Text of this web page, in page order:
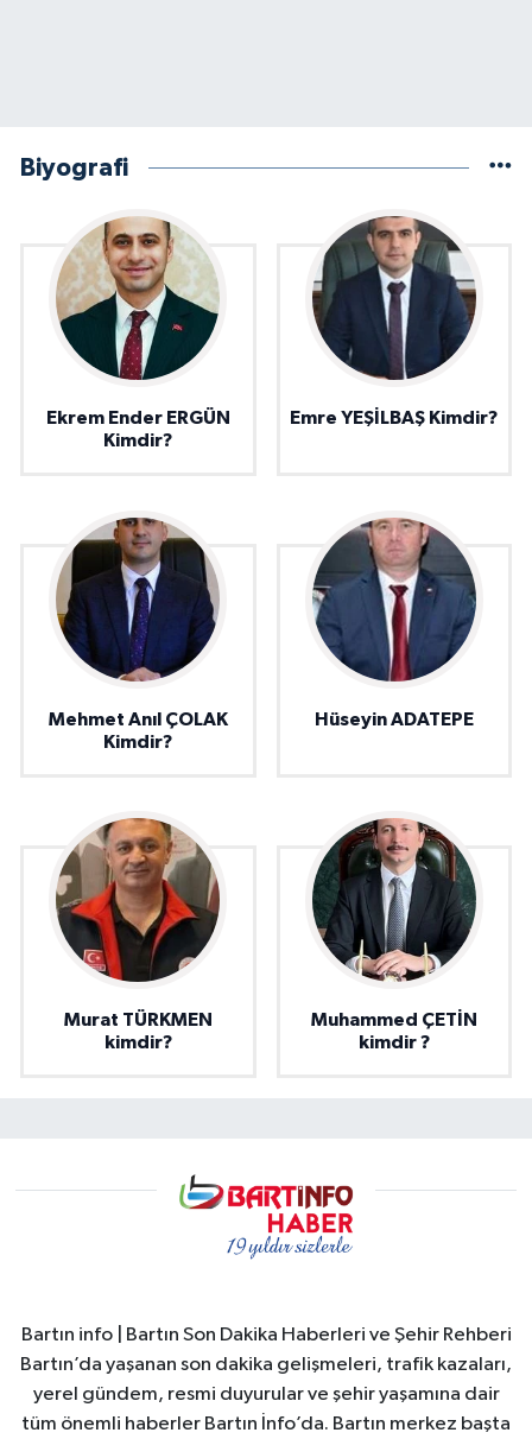
Biyografi
Ekrem Ender ERGÜN
Kimdir?
Emre YEŞİLBAŞ Kimdir?
Mehmet Anıl ÇOLAK
Kimdir?
Hüseyin ADATEPE
Murat TÜRKMEN
kimdir?
Muhammed ÇETİN
kimdir ?
Bartın info | Bartın Son Dakika Haberleri ve Şehir Rehberi
Bartın’da yaşanan son dakika gelişmeleri, trafik kazaları,
yerel gündem, resmi duyurular ve şehir yaşamına dair
tüm önemli haberler Bartın İnfo’da. Bartın merkez başta